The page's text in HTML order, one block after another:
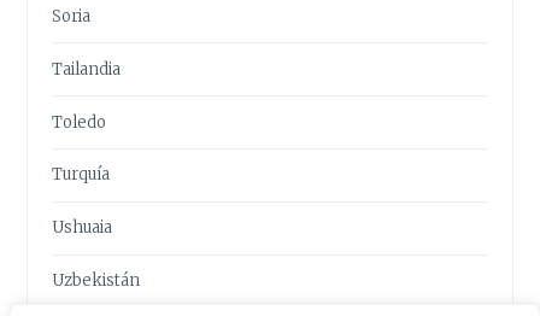
Soria
Tailandia
Toledo
Turquía
Ushuaia
Uzbekistán